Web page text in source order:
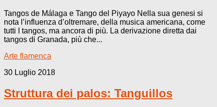
Tangos de Málaga e Tango del Piyayo Nella sua genesi si
nota l’influenza d’oltremare, della musica americana, come
tutti I tangos, ma ancora di più. La derivazione diretta dai
tangos di Granada, più che...
Arte flamenca
30 Luglio 2018
Struttura dei palos: Tanguillos